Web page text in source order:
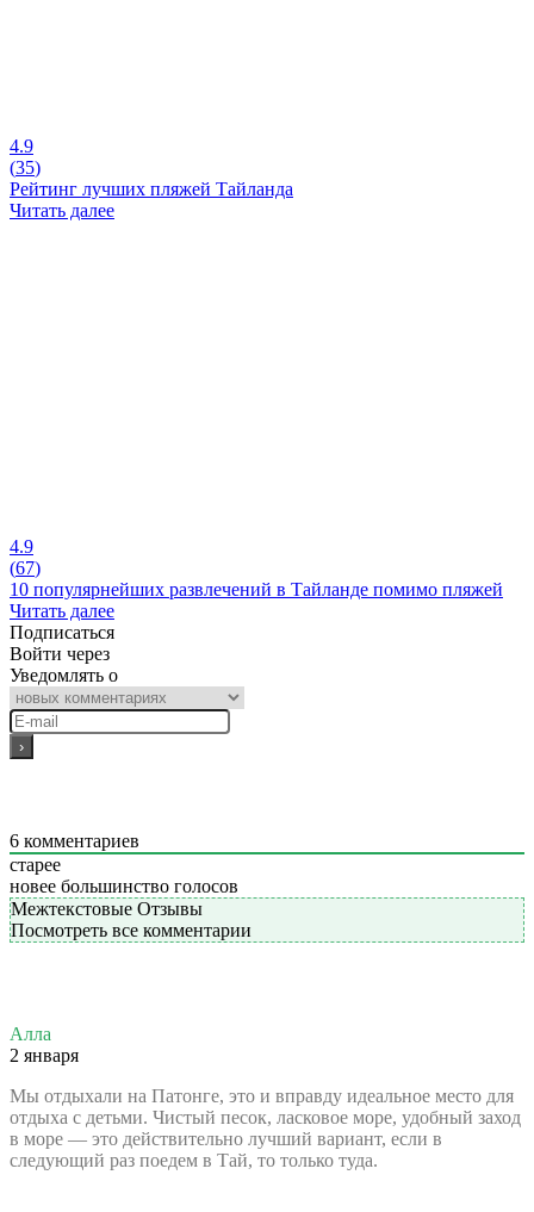
4.9
(35)
Рейтинг лучших пляжей Тайланда
Читать далее
4.9
(67)
10 популярнейших развлечений в Тайланде помимо пляжей
Читать далее
Подписаться
Войти через
Уведомлять о
6 комментариев
старее
новее большинство голосов
Межтекстовые Отзывы
Посмотреть все комментарии
Алла
2 января
Мы отдыхали на Патонге, это и вправду идеальное место для
отдыха с детьми. Чистый песок, ласковое море, удобный заход
в море — это действительно лучший вариант, если в
следующий раз поедем в Тай, то только туда.